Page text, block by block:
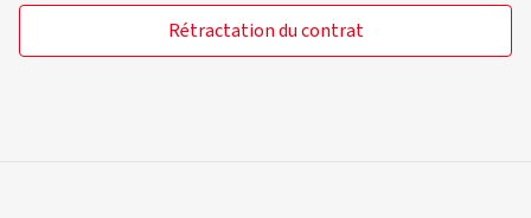
Rétractation du contrat